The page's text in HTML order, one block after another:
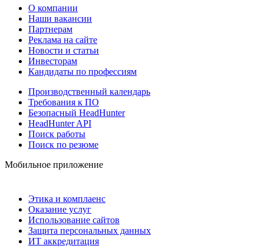
О компании
Наши вакансии
Партнерам
Реклама на сайте
Новости и статьи
Инвесторам
Кандидаты по профессиям
Производственный календарь
Требования к ПО
Безопасный HeadHunter
HeadHunter API
Поиск работы
Поиск по резюме
Мобильное приложение
Этика и комплаенс
Оказание услуг
Использование сайтов
Защита персональных данных
ИТ аккредитация